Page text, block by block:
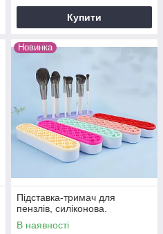
Купити
Новинка
Підставка-тримач для
пензлів, силіконова.
В наявності